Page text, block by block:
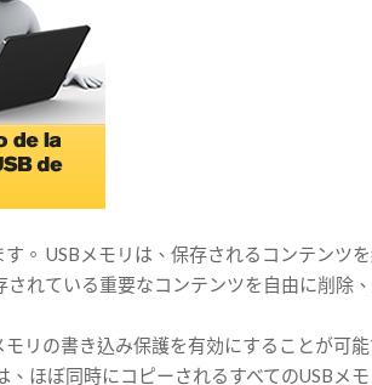
。 USBメモリは、保存されるコンテンツ
れている重要なコンテンツを自由に削除
リの書き込み保護を有効にすることが可
ほぼ同時にコピーされるすべてのUSBメ